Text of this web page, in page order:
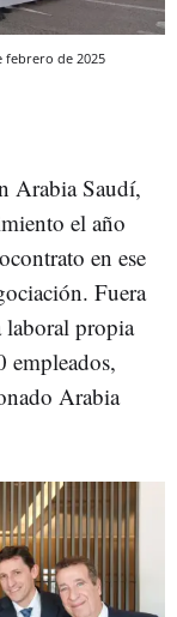
febrero de 2025
Arabia Saudí,
el año
en ese
Fuera
laboral propia
empleados,
Arabia